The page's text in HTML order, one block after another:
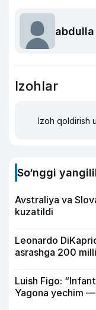
abdulla
Izohlar
Izoh qoldirish
So‘nggi
Avstraliya va
kuzatildi
Leonardo
asrashga 200
Luish Figo:
Yagona yechim